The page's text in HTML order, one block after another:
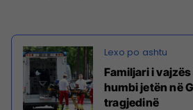
Familjari i
humbi jetën në
tragjedinë